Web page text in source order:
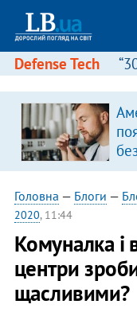
Defense Tech
Головна — Блоги —
2020, 11:44
Комуналка і
центри
щасливими?